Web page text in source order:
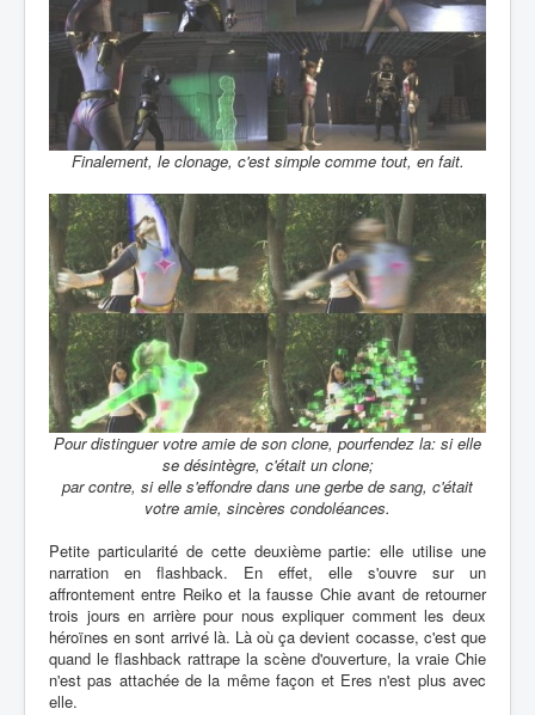
Finalement, le clonage, c'est simple comme tout, en fait.
Pour distinguer votre amie de son clone, pourfendez la: si elle
se désintègre, c'était un clone;
par contre, si elle s'effondre dans une gerbe de sang, c'était
votre amie, sincères condoléances.
Petite particularité de cette deuxième partie: elle utilise une
narration en flashback. En effet, elle s'ouvre sur un
affrontement entre Reiko et la fausse Chie avant de retourner
trois jours en arrière pour nous expliquer comment les deux
héroïnes en sont arrivé là. Là où ça devient cocasse, c'est que
quand le flashback rattrape la scène d'ouverture, la vraie Chie
n'est pas attachée de la même façon et Eres n'est plus avec
elle.